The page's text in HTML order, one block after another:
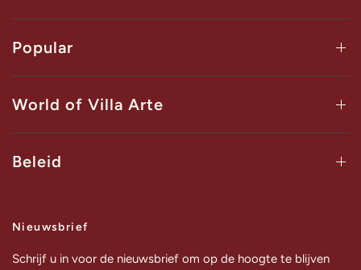
Popular
World of Villa Arte
Beleid
Nieuwsbrief
Schrijf u in voor de nieuwsbrief om op de hoogte te blijven